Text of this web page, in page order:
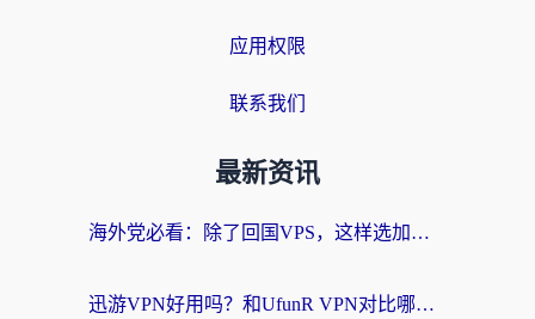
应用权限
联系我们
最新资讯
海外党必看：除了回国VPS，这样选加速器也能无缝刷国内资源？
迅游VPN好用吗？和UfunR VPN对比哪个回国效果更好？海外党亲测避坑指南